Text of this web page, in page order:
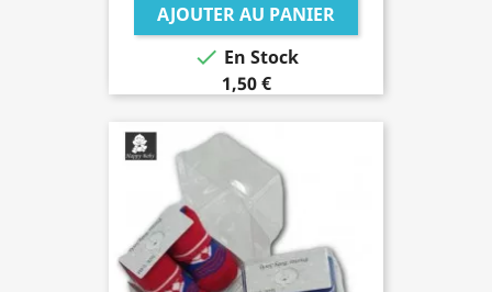
AJOUTER AU PANIER
 En Stock
1,50 €